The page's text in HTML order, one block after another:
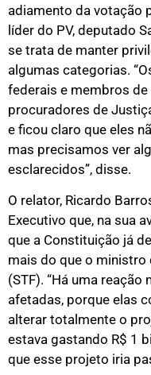
adiamento da votação
líder do PV, deputado
se trata de manter
algumas categorias.
federais e membros
procuradores de
e ficou claro que eles
mas precisamos ver
esclarecidos”, disse.
O relator, Ricardo
Executivo que, na sua
que a Constituição já
mais do que o ministro
(STF). “Há uma
afetadas, porque elas
alterar totalmente o
estava gastando R$ 1
que esse projeto iria